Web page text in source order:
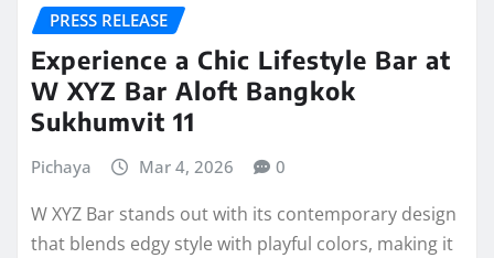
PRESS RELEASE
Experience a Chic Lifestyle Bar at
W XYZ Bar Aloft Bangkok
Sukhumvit 11
Pichaya Mar 4, 2026 0
W XYZ Bar stands out with its contemporary design
that blends edgy style with playful colors, making it